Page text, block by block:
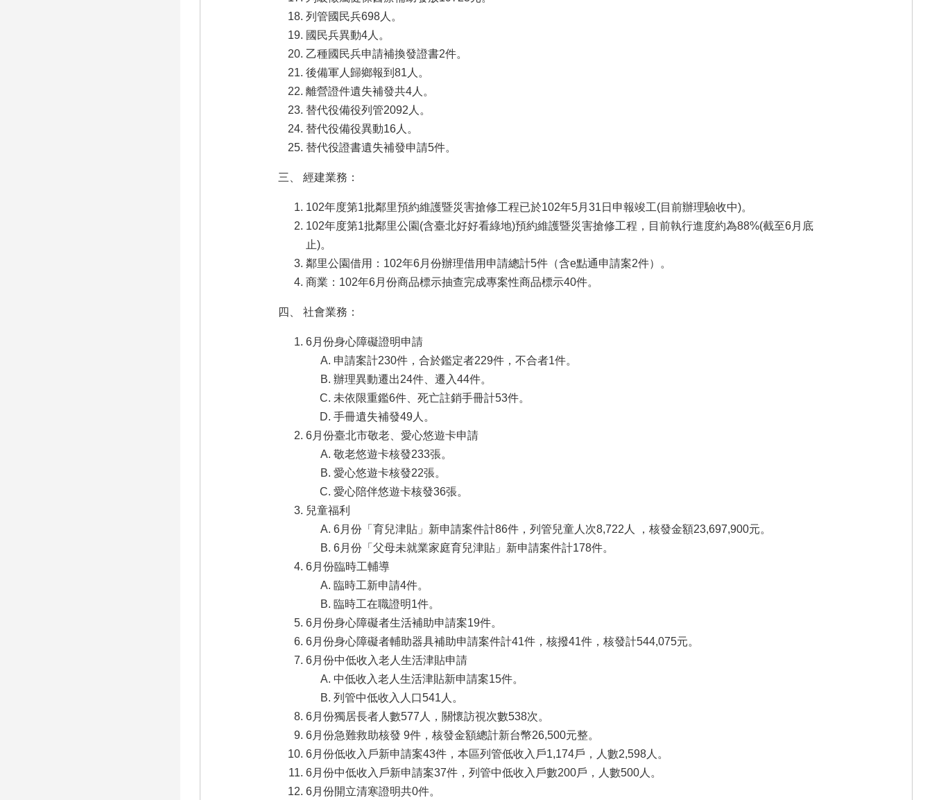
列管國民兵698人。
國民兵異動4人。
乙種國民兵申請補換發證書2件。
後備軍人歸鄉報到81人。
離營證件遺失補發共4人。
替代役備役列管2092人。
替代役備役異動16人。
替代役證書遺失補發申請5件。
三、 經建業務：
102年度第1批鄰里預約維護暨災害搶修工程已於102年5月31日申報竣工(目前辦理驗收中)。
102年度第1批鄰里公園(含臺北好好看綠地)預約維護暨災害搶修工程，目前執行進度約為88%(截至6月底
止)。
鄰里公園借用：102年6月份辦理借用申請總計5件（含e點通申請案2件）。
商業：102年6月份商品標示抽查完成專案性商品標示40件。
四、 社會業務：
6月份身心障礙證明申請
申請案計230件，合於鑑定者229件，不合者1件。
辦理異動遷出24件、遷入44件。
未依限重鑑6件、死亡註銷手冊計53件。
手冊遺失補發49人。
6月份臺北市敬老、愛心悠遊卡申請
敬老悠遊卡核發233張。
愛心悠遊卡核發22張。
愛心陪伴悠遊卡核發36張。
兒童福利
6月份「育兒津貼」新申請案件計86件，列管兒童人次8,722人 ，核發金額23,697,900元。
6月份「父母未就業家庭育兒津貼」新申請案件計178件。
6月份臨時工輔導
臨時工新申請4件。
臨時工在職證明1件。
6月份身心障礙者生活補助申請案19件。
6月份身心障礙者輔助器具補助申請案件計41件，核撥41件，核發計544,075元。
6月份中低收入老人生活津貼申請
中低收入老人生活津貼新申請案15件。
列管中低收入人口541人。
6月份獨居長者人數577人，關懷訪視次數538次。
6月份急難救助核發 9件，核發金額總計新台幣26,500元整。
6月份低收入戶新申請案43件，本區列管低收入戶1,174戶，人數2,598人。
6月份中低收入戶新申請案37件，列管中低收入戶數200戶，人數500人。
6月份開立清寒證明共0件。